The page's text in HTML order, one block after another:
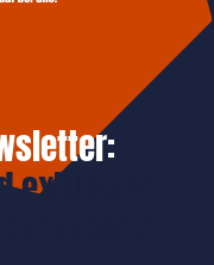
exklusive